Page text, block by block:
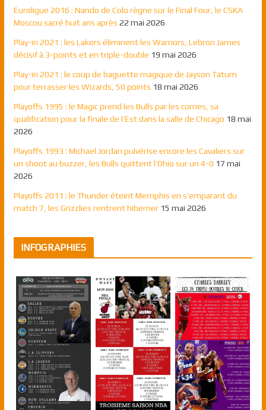
Euroligue 2016 : Nando de Colo règne sur le Final Four, le CSKA
Moscou sacré huit ans après 22 mai 2026
Play-in 2021 : les Lakers éliminent les Warriors, Lebron James
décisif à 3-points et en triple-double 19 mai 2026
Play-in 2021 : le coup de baguette magique de Jayson Tatum
pour terrasser les Wizards, 50 points 18 mai 2026
Playoffs 1995 : le Magic prend les Bulls par les cornes, sa
qualification pour la finale de l’Est dans la salle de Chicago 18 mai
2026
Playoffs 1993 : Michael Jordan pulvérise encore les Cavaliers sur
un shoot au buzzer, les Bulls quittent l’Ohio sur un 4-0 17 mai
2026
Playoffs 2011 : le Thunder éteint Memphis en s’emparant du
match 7, les Grizzlies rentrent hiberner 15 mai 2026
INFOGRAPHIES